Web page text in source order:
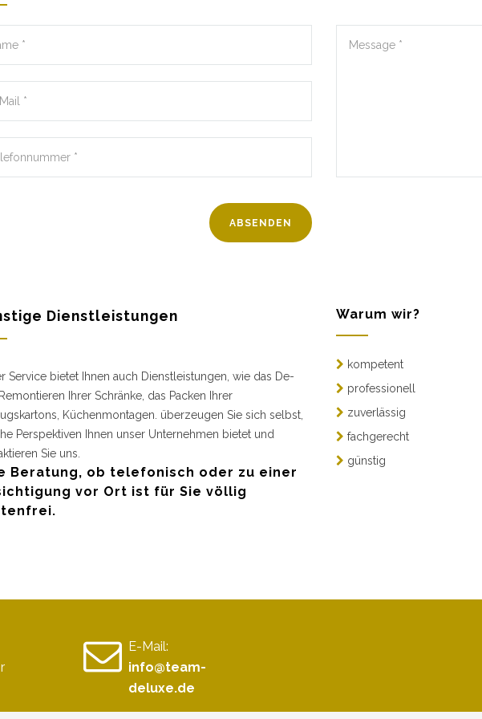
Dienstleistungen
Service bietet Ihnen auch Dienstleistungen, wie das De-
Ihrer Schränke, das Packen Ihrer
Küchenmontagen. überzeugen Sie sich selbst,
Perspektiven Ihnen unser Unternehmen bietet und
Sie uns.
Beratung, ob telefonisch oder zu einer
vor Ort ist für Sie völlig
Warum wir?
kompetent
professionell
zuverlässig
fachgerecht
günstig
E-Mail:
info@team-
deluxe.de